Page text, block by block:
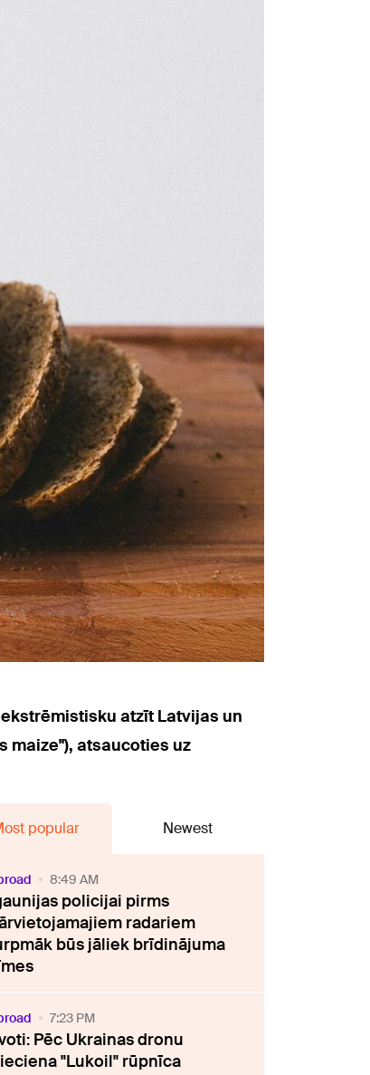
atzīt Latvijas un
maize"), atsaucoties uz
popular Newest
8:49 AM
policijai pirms
radariem
būs jāliek brīdinājuma
7:23 PM
Pēc Ukrainas dronu
"Lukoil" rūpnīca